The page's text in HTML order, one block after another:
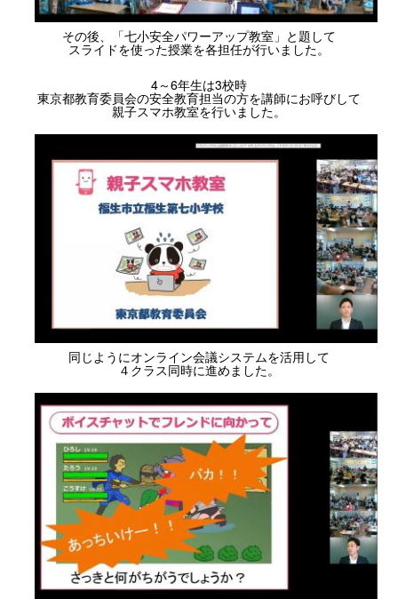
その後、「七小安全パワーアップ教室」と題して
スライドを使った授業を各担任が行いました。
4～6年生は3校時
東京都教育委員会の安全教育担当の方を講師にお呼びして
親子スマホ教室を行いました。
同じようにオンライン会議システムを活用して
４クラス同時に進めました。